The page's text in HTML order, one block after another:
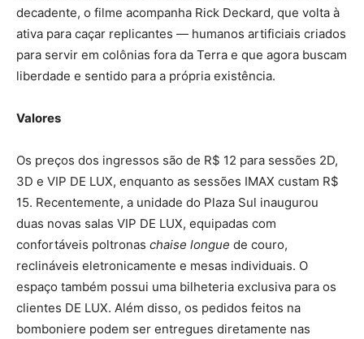
decadente, o filme acompanha Rick Deckard, que volta à
ativa para caçar replicantes — humanos artificiais criados
para servir em colônias fora da Terra e que agora buscam
liberdade e sentido para a própria existência.
Valores
Os preços dos ingressos são de R$ 12 para sessões 2D,
3D e VIP DE LUX, enquanto as sessões IMAX custam R$
15. Recentemente, a unidade do Plaza Sul inaugurou
duas novas salas VIP DE LUX, equipadas com
confortáveis poltronas chaise longue de couro,
reclináveis eletronicamente e mesas individuais. O
espaço também possui uma bilheteria exclusiva para os
clientes DE LUX. Além disso, os pedidos feitos na
bomboniere podem ser entregues diretamente nas